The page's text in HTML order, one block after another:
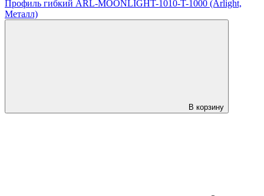
Профиль гибкий ARL-MOONLIGHT-1010-T-1000 (Arlight,
Металл)
В корзину